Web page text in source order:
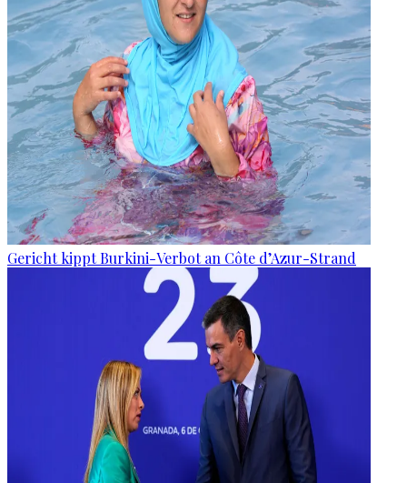
Gericht kippt Burkini-Verbot an Côte d’Azur-Strand